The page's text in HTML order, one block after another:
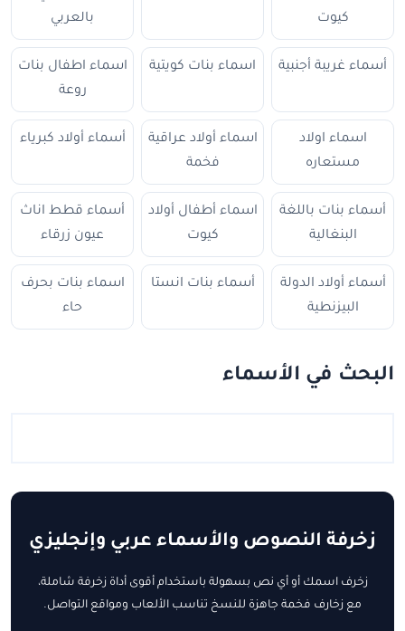
كيوت
بالعربي
أسماء غريبة أجنبية اسماء بنات كويتية
اسماء اطفال بنات
روعة
اسماء اولاد
مستعاره
اسماء أولاد عراقية
فخمة
أسماء أولاد كبرياء
أسماء بنات باللغة
البنغالية
اسماء أطفال أولاد
كيوت
أسماء قطط اناث
عيون زرقاء
أسماء أولاد الدولة
البيزنطية
أسماء بنات انستا
اسماء بنات بحرف
حاء
البحث في الأسماء
زخرفة النصوص والأسماء عربي وإنجليزي
زخرف اسمك أو أي نص بسهولة باستخدام أقوى أداة زخرفة شاملة،
مع زخارف فخمة جاهزة للنسخ تناسب الألعاب ومواقع التواصل.